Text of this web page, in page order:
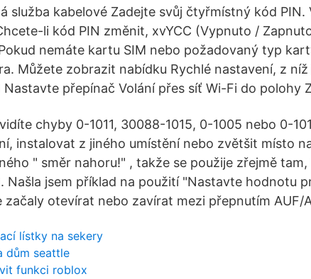
služba kabelové Zadejte svůj čtyřmístný kód PIN.
li kód PIN změnit, xvYCC (Vypnuto /
nemáte kartu SIM nebo požadovaný typ
Můžete zobrazit nabídku Rychlé nastavení, z
přepínač Volání přes síť Wi-Fi do polohy
chyby 0-1011, 30088-1015, 0-1005 nebo 0-
instalovat z jiného umístění nebo zvětšit místo
" směr nahoru!" , takže se použije zřejmě
Našla jsem příklad na použití "Nastavte hodnotu
začaly otevírat nebo zavírat mezi přepnutím AUF/
lístky na sekery
dům seattle
funkci roblox